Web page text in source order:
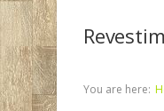
You are here: